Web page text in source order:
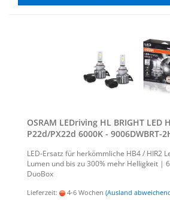
OSRAM LED­ri­ving HL BRIGHT LED
P22d/PX22d 6000K - 9006DWBRT-​​
LED-​Ersatz für her­kömm­li­che HB4 / HIR2
Lumen und bis zu 300% mehr Hel­lig­keit |
Duo­Box
Lieferzeit: 4-6 Wochen (Ausland